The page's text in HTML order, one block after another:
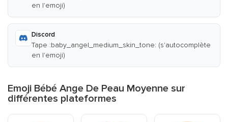
en l'emoji)
Discord
Tape :baby_angel_medium_skin_tone: (s'autocomplète
en l'emoji)
Emoji Bébé Ange De Peau Moyenne sur
différentes plateformes